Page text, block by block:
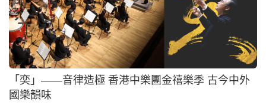
「奕」——音律造極 香港中樂團金禧樂季 古今中外
國樂韻味